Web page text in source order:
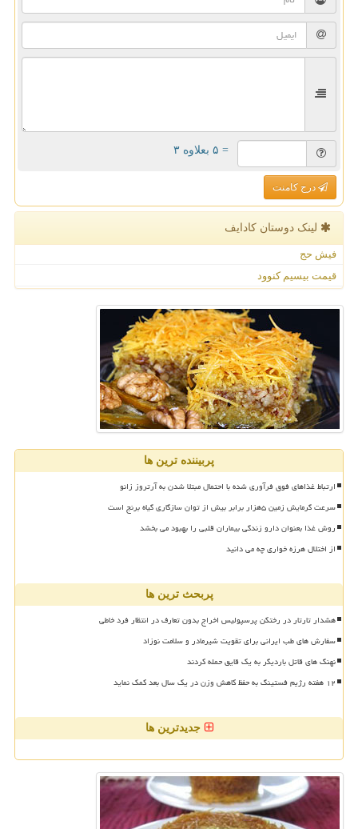
= ۵ بعلاوه ۳
درج کامنت
لینک دوستان كادایف
فیش حج
قیمت بیسیم کنوود
پربیننده ترین ها
ارتباط غذاهای فوق فرآوری شده با احتمال مبتلا شدن به آرتروز زانو
سرعت گرمایش زمین ۵هزار برابر بیش از توان سازگاری گیاه برنج است
روش غذا بعنوان دارو زندگی بیماران قلبی را بهبود می بخشد
از اختلال هرزه خواری چه می دانید
پربحث ترین ها
هشدار تارتار در رختکن پرسپولیس اخراج بدون تعارف در انتظار فرد خاطی
سفارش های طب ایرانی برای تقویت شیرمادر و سلامت نوزاد
نهنگ های قاتل باردیگر به یک قایق حمله کردند
۱۲ هفته رژیم فستینگ به حفظ کاهش وزن در یک سال بعد کمک نماید
جدیدترین ها